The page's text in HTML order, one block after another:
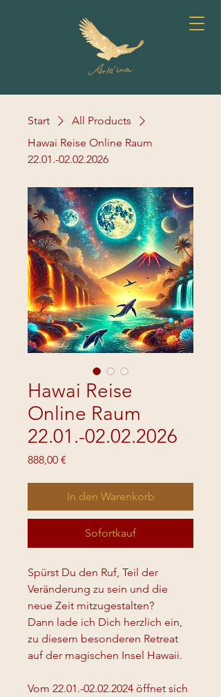
Start
All Products
Hawai Reise Online Raum
22.01.-02.02.2026
Hawai Reise
Online Raum
22.01.-02.02.2026
888,00 €
In den Warenkorb
Sofortkauf
Spürst Du den Ruf, Teil der
Veränderung zu sein und die
neue Zeit mitzugestalten?
Dann lade ich Dich herzlich ein,
zu diesem besonderen Retreat
auf der magischen Insel Hawaii.
Vom 22.01.-02.02.2024 öffnet sich